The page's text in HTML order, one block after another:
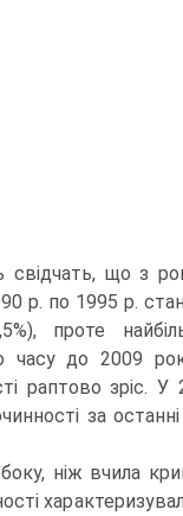
свідчать, що з
р. по 1995 р.
проте
до 2009
раптово зріс. У
за
ніж вчила